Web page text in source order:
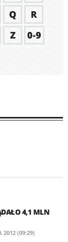
Q
R
Z
0-9
4,1 MLN
2012 (09:29)